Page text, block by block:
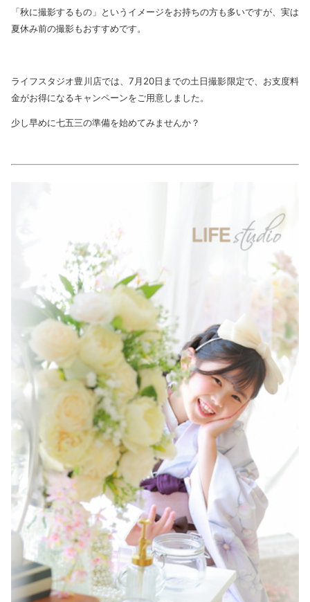
「秋に撮影するもの」というイメージをお持ちの方も多いですが、実は
夏休み前の撮影もおすすめです。
ライフスタジオ豊川店では、7月20日までの土日撮影限定で、お支度料
金がお得になるキャンペーンをご用意しました。
少し早めに七五三の準備を始めてみませんか？